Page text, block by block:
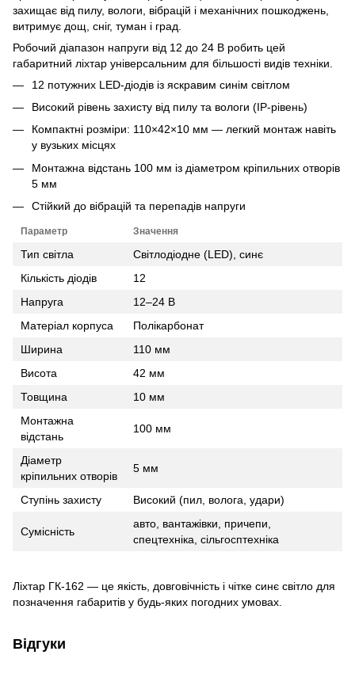
захищає від пилу, вологи, вібрацій і механічних пошкоджень,
витримує дощ, сніг, туман і град.
Робочий діапазон напруги від 12 до 24 В робить цей
габаритний ліхтар універсальним для більшості видів техніки.
12 потужних LED-діодів із яскравим синім світлом
Високий рівень захисту від пилу та вологи (IP-рівень)
Компактні розміри: 110×42×10 мм — легкий монтаж навіть
у вузьких місцях
Монтажна відстань 100 мм із діаметром кріпильних отворів
5 мм
Стійкий до вібрацій та перепадів напруги
Параметр Значення
Тип світла
Світлодіодне (LED), синє
Кількість діодів
12
Напруга
12–24 В
Матеріал корпуса
Полікарбонат
Ширина
110 мм
Висота
42 мм
Товщина
10 мм
Монтажна
відстань
100 мм
Діаметр
кріпильних отворів
5 мм
Ступінь захисту Високий (пил, волога, удари)
Сумісність
авто, вантажівки, причепи,
спецтехніка, сільгосптехніка
Ліхтар ГК-162 — це якість, довговічність і чітке синє світло для
позначення габаритів у будь-яких погодних умовах.
Відгуки